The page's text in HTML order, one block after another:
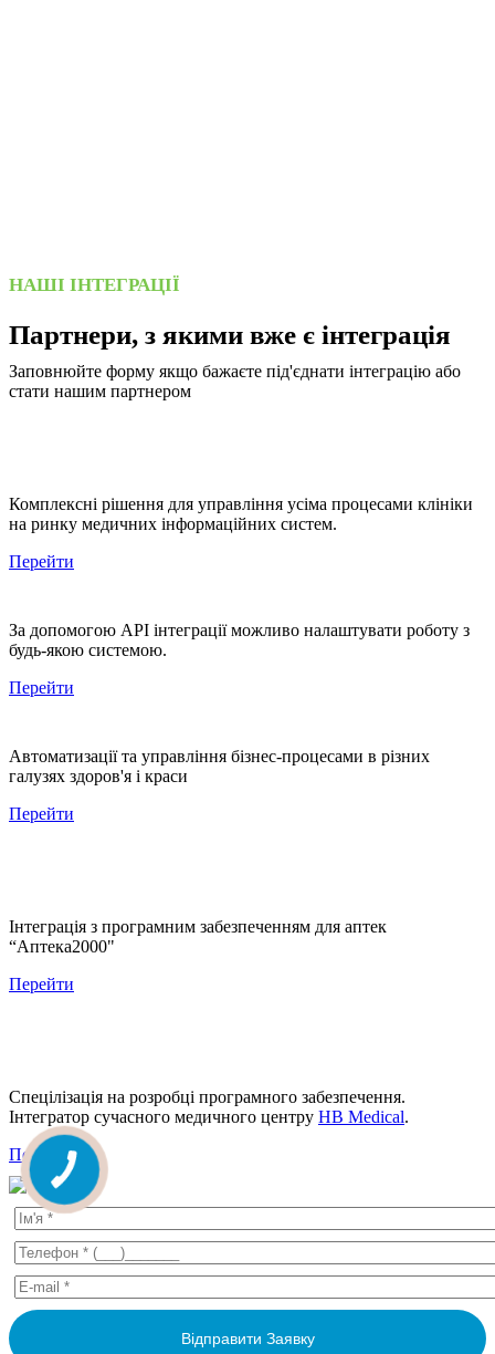
НАШІ ІНТЕГРАЦІЇ
Партнери, з якими вже є інтеграція
Заповнюйте форму якщо бажаєте під'єднати інтеграцію або
стати нашим партнером
Комплексні рішення для управління усіма процесами клініки
на ринку медичних інформаційних систем.
Перейти
За допомогою API інтеграції можливо налаштувати роботу з
будь-якою системою.
Перейти
Автоматизації та управління бізнес-процесами в різних
галузях здоров'я і краси
Перейти
Інтеграція з програмним забезпеченням для аптек
“Аптека2000"
Перейти
Спецілізація на розробці програмного забезпечення.
Інтегратор сучасного медичного центру HB Medical.
Перейти
КНОПКА
ЗВ'ЯЗКУ